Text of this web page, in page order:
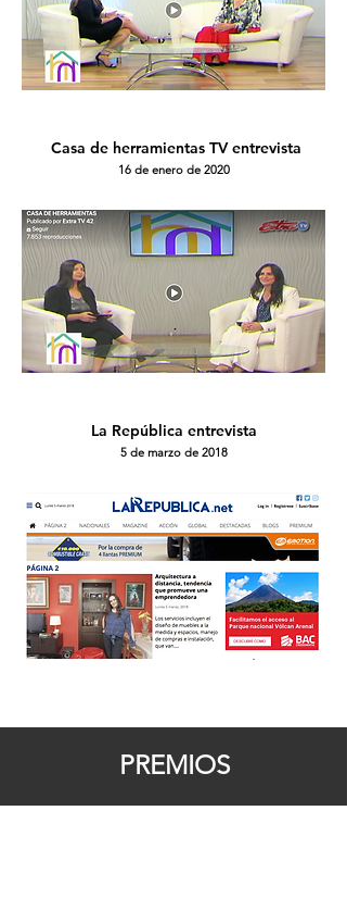
Casa de herramientas TVentrevista
16 de enero de 2020
La República entrevista
5 de marzo de 2018
PREMIOS